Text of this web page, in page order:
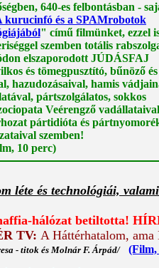
640-es felbontásban -
kurucinfó és a SPAMrobotok
" című filmünket, ezzel
szemben totális
elszaporodott JÚDÁSFAJ
és tömegpusztító, bűnöző és
hazudozásaival, hamis
pártszolgálatos, sokkos
Veérengző
pártidióta és
szemben!
10 perc)
léte és technológiái,
hálózat betiltotta!
TV: A Háttérhatalom,
- titok és Molnár F. Árpád/ (Film,